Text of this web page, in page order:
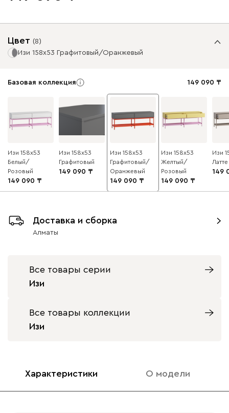
Цвет (8)
Изи 158x53 Графитовый/Оранжевый
Базовая коллекция 149 090
Изи 158x53
Белый/
Розовый
149 090
Изи 158x53
Графитовый
149 090
Изи 158x53
Графитовый/
Оранжевый
149 090
Изи 158x53
Желтый/
Розовый
149 090
Изи
Латте
149
Доставка и сборка
Алматы
Все товары серии
Изи
Все товары коллекции
Изи
Характеристики О модели